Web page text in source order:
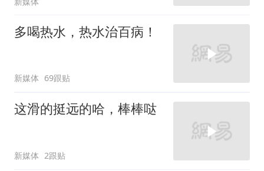
多喝热水，热水治百病！
新媒体 69跟贴
这滑的挺远的哈，棒棒哒
新媒体 2跟贴